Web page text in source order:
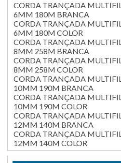
CORDA TRANÇADA
6MM 180M BRANCA
CORDA TRANÇADA
6MM 180M COLOR
CORDA TRANÇADA
8MM 258M BRANCA
CORDA TRANÇADA
8MM 258M COLOR
CORDA TRANÇADA
10MM 190M BRANCA
CORDA TRANÇADA
10MM 190M COLOR
CORDA TRANÇADA
12MM 140M BRANCA
CORDA TRANÇADA
12MM 140M COLOR